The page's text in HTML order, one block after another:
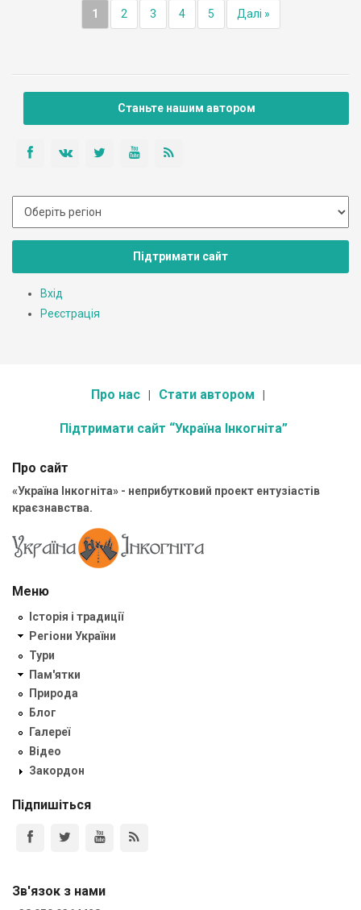
1 2 3 4 5 Далі »
Станьте нашим автором
Підтримати сайт
Вхід
Реєстрація
Про нас Стати автором
Підтримати сайт “Україна Інкогніта”
Про сайт
«Україна Інкогніта» - неприбутковий проект ентузіастів
краєзнавства.
Меню
Історія і традиції
Регіони України
Тури
Пам'ятки
Природа
Блог
Галереї
Відео
Закордон
Підпишіться
Зв'язок з нами